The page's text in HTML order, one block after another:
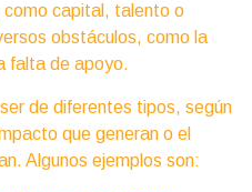
como capital, talento o
obstáculos, como la
falta de apoyo.
de diferentes tipos, según
que generan o el
Algunos ejemplos son: